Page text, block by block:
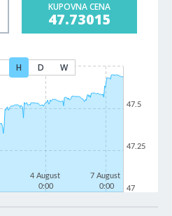
KUPOVNA CENA
47.73015
H D W
4 August
0:00
7 August
0:00
47
47.25
47.5